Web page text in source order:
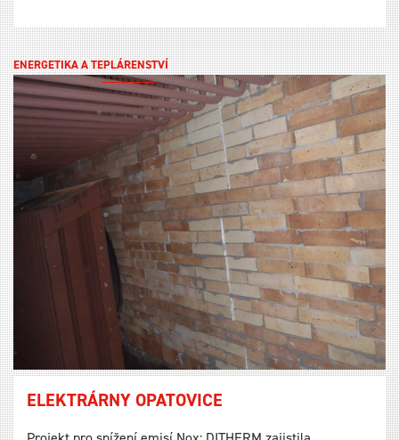
ELEKTRÁRNY OPATOVICE
ENERGETIKA A TEPLÁRENSTVÍ